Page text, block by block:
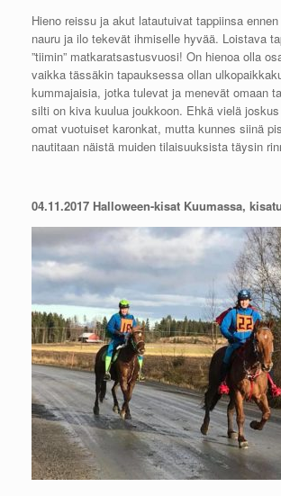
Hieno reissu ja akut latautuivat tappiinsa
nauru ja ilo tekevät ihmiselle hyvää. Loistava
”tiimin” matkaratsastusvuosi! On hienoa olla
vaikka tässäkin tapauksessa ollan
kummajaisia, jotka tulevat ja menevät omaan
silti on kiva kuulua joukkoon. Ehkä vielä
omat vuotuiset karonkat, mutta kunnes siinä
nautitaan näistä muiden tilaisuuksista täysin
04.11.2017 Halloween-kisat Kuumassa,